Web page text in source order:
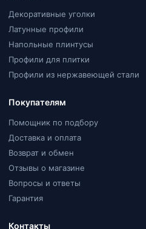
Декоративные уголки
Латунные профили
Напольные плинтусы
Профили для плитки
Профили из нержавеющей стали
Покупателям
Помощник по подбору
Доставка и оплата
Возврат и обмен
Отзывы о магазине
Вопросы и ответы
Гарантия
Контакты